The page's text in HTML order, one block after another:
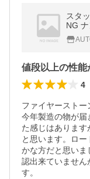
スタ
NG
値段以上の性
4
ファイヤーストー
今年製造の物が届
た感じはありま
と思います。ロ
かな方だと思いま
認出来ていません
す。